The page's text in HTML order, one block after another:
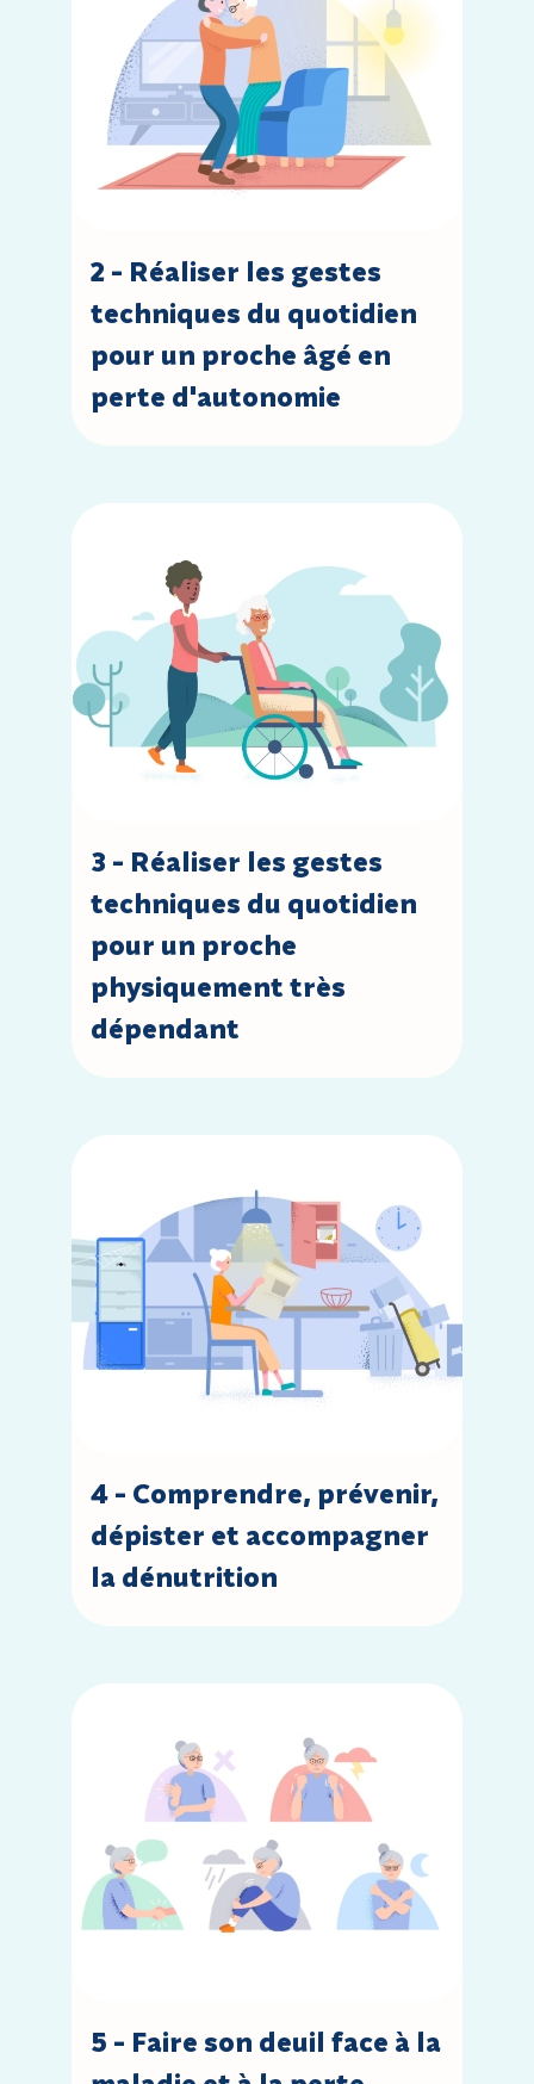
2 - Réaliser les gestes
techniques du quotidien
pour un proche âgé en
perte d'autonomie
3 - Réaliser les gestes
techniques du quotidien
pour un proche
physiquement très
dépendant
4 - Comprendre, prévenir,
dépister et accompagner
la dénutrition
5 - Faire son deuil face à la